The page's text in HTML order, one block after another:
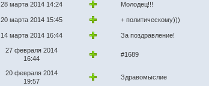
28 марта 2014 14:24 Молодец!!!
20 марта 2014 15:45 + политическому)))
14 марта 2014 16:44 За поздравление!
27 февраля 2014
16:44
#1689
20 февраля 2014
19:57
Здравомыслие